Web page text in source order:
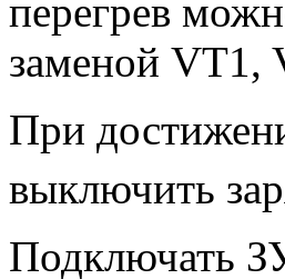
перегрев
заменой VT1,
При
выключить
Подключать